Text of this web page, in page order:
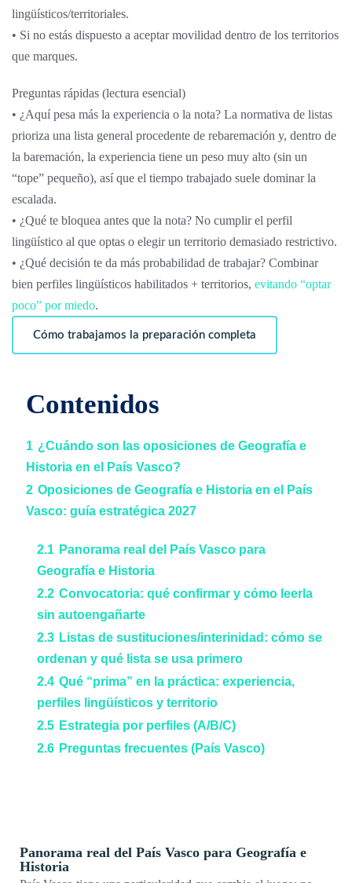
lingüísticos/territoriales.
• Si no estás dispuesto a aceptar movilidad dentro de los territorios
que marques.
Preguntas rápidas (lectura esencial)
• ¿Aquí pesa más la experiencia o la nota? La normativa de listas
prioriza una lista general procedente de rebaremación y, dentro de
la baremación, la experiencia tiene un peso muy alto (sin un
“tope” pequeño), así que el tiempo trabajado suele dominar la
escalada.
• ¿Qué te bloquea antes que la nota? No cumplir el perfil
lingüístico al que optas o elegir un territorio demasiado restrictivo.
• ¿Qué decisión te da más probabilidad de trabajar? Combinar
bien perfiles lingüísticos habilitados + territorios, evitando “optar
poco” por miedo.
Cómo trabajamos la preparación completa
Contenidos
1 ¿Cuándo son las oposiciones de Geografía e
Historia en el País Vasco?
2 Oposiciones de Geografía e Historia en el País
Vasco: guía estratégica 2027
2.1 Panorama real del País Vasco para
Geografía e Historia
2.2 Convocatoria: qué confirmar y cómo leerla
sin autoengañarte
2.3 Listas de sustituciones/interinidad: cómo se
ordenan y qué lista se usa primero
2.4 Qué “prima” en la práctica: experiencia,
perfiles lingüísticos y territorio
2.5 Estrategia por perfiles (A/B/C)
2.6 Preguntas frecuentes (País Vasco)
Panorama real del País Vasco para Geografía e
Historia